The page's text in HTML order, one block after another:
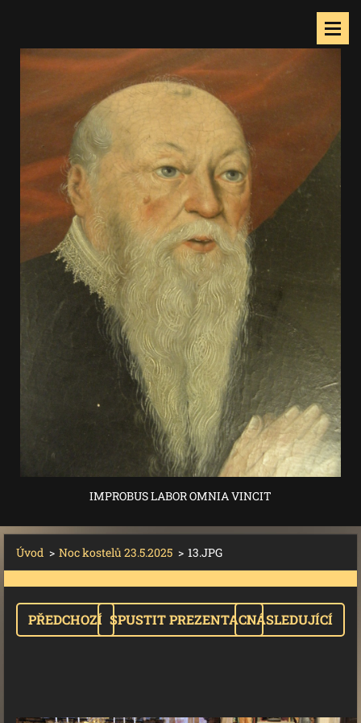
IMPROBUS LABOR OMNIA VINCIT
Úvod > Noc kostelů 23.5.2025 > 13.JPG
PŘEDCHOZÍ SPUSTIT PREZENTACINÁSLEDUJÍCÍ